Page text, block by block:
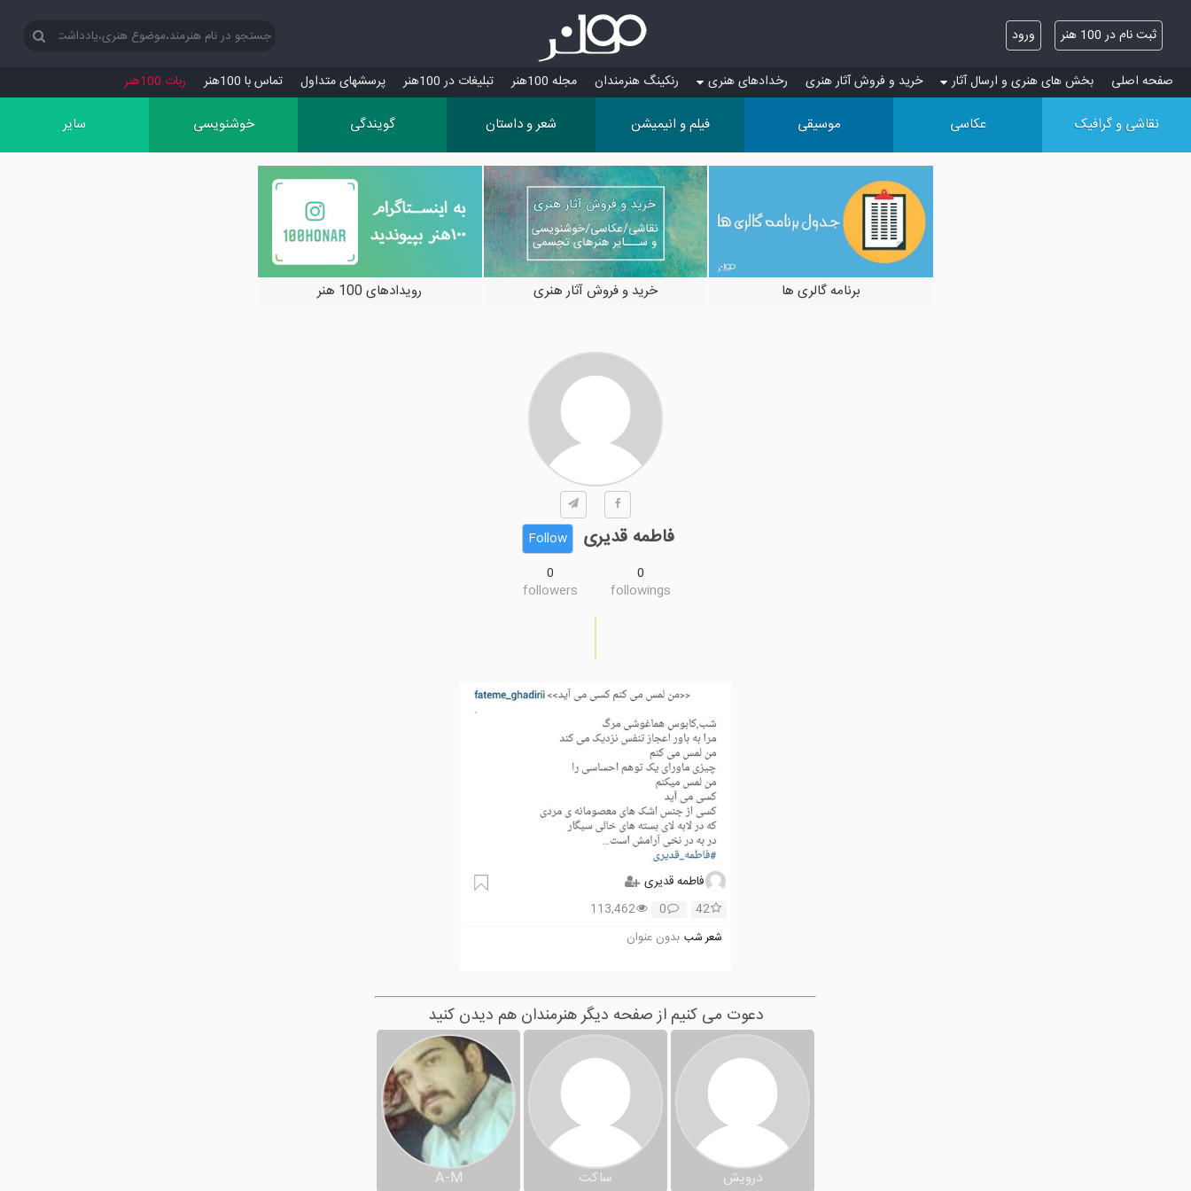
ثبت نام در 100 هنر ورود
صفحه اصلی بخش های هنری و ارسال آثار خرید و فروش آثار هنری رخدادهای هنری رنکینگ هنرمندان مجله 100هنر تبلیغات در 100هنر پرسش‏های متداول تماس با 100هنر ربات 100هنر
نقاشی و گرافیک عکاسی موسیقی فیلم و انیمیشن شعر و داستان گویندگی خوشنویسی سایر
رویدادهای 100 هنر خرید و فروش آثار هنری برنامه گالری ها
فاطمه قدیری
Follow
0
followings
0
followers
فاطمه قدیری
42
0
113,462
شعر شب بدون عنوان
دعوت می کنیم از صفحه دیگر هنرمندان هم دیدن کنید
درویش ساکت A-M